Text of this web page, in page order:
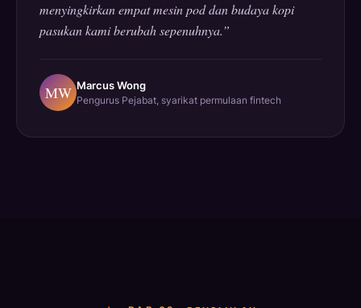
menyingkirkan empat mesin pod dan budaya kopi
pasukan kami berubah sepenuhnya.”
MW Marcus Wong
Pengurus Pejabat, syarikat permulaan fintech